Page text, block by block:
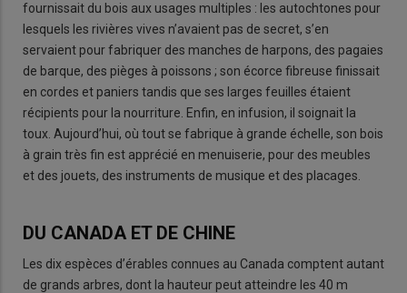
fournissait du bois aux usages multiples : les autochtones pour
lesquels les rivières vives n’avaient pas de secret, s’en
servaient pour fabriquer des manches de harpons, des pagaies
de barque, des pièges à poissons ; son écorce fibreuse finissait
en cordes et paniers tandis que ses larges feuilles étaient
récipients pour la nourriture. Enfin, en infusion, il soignait la
toux. Aujourd’hui, où tout se fabrique à grande échelle, son bois
à grain très fin est apprécié en menuiserie, pour des meubles
et des jouets, des instruments de musique et des placages.
DU CANADA ET DE CHINE
Les dix espèces d’érables connues au Canada comptent autant
de grands arbres, dont la hauteur peut atteindre les 40 m